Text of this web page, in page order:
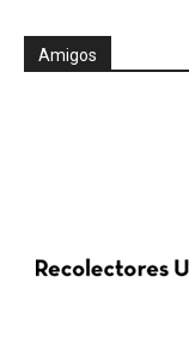
Amigos